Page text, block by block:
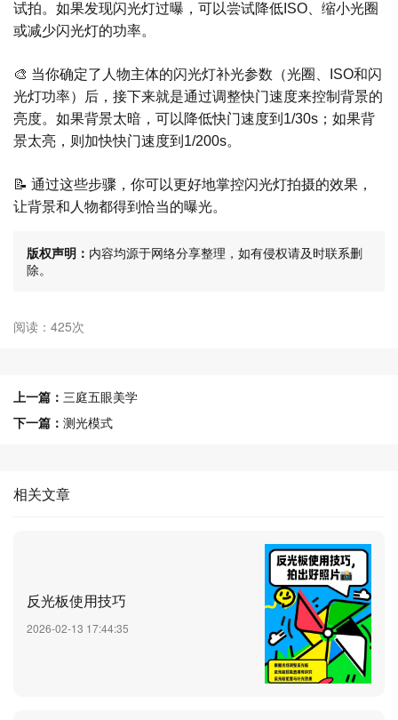
试拍。如果发现闪光灯过曝，可以尝试降低ISO、缩小光圈
或减少闪光灯的功率。
🎨 当你确定了人物主体的闪光灯补光参数（光圈、ISO和闪
光灯功率）后，接下来就是通过调整快门速度来控制背景的
亮度。如果背景太暗，可以降低快门速度到1/30s；如果背
景太亮，则加快快门速度到1/200s。
📝 通过这些步骤，你可以更好地掌控闪光灯拍摄的效果，
让背景和人物都得到恰当的曝光。
版权声明： 内容均源于网络分享整理，如有侵权请及时联系删
除。
阅读：425次
上一篇： 三庭五眼美学
下一篇： 测光模式
相关文章
反光板使用技巧
2026-02-13 17:44:35